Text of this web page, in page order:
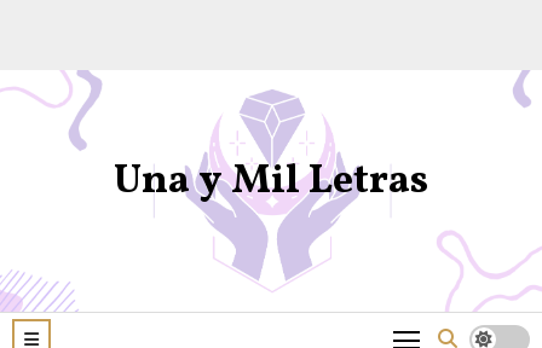
Una y Mil Letras